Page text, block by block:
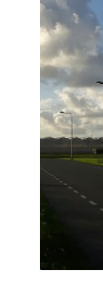
Partners
Vitale
Gezond
Nieuwe